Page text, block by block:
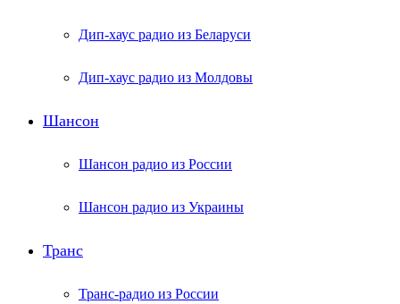
Дип-хаус радио из Беларуси
Дип-хаус радио из Молдовы
Шансон
Шансон радио из России
Шансон радио из Украины
Транс
Транс-радио из России